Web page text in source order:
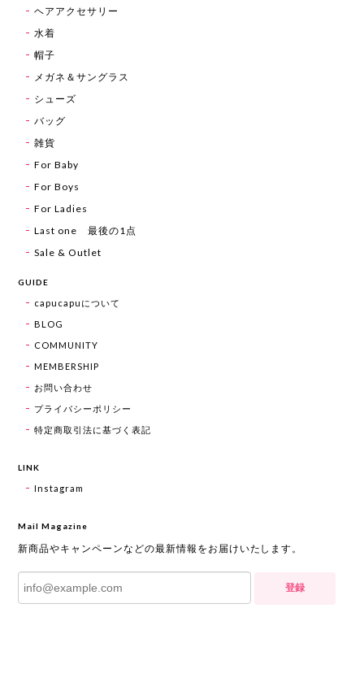
ヘアアクセサリー
水着
帽子
メガネ＆サングラス
シューズ
バッグ
雑貨
For Baby
For Boys
For Ladies
Last one 最後の1点
Sale & Outlet
GUIDE
capucapuについて
BLOG
COMMUNITY
MEMBERSHIP
お問い合わせ
プライバシーポリシー
特定商取引法に基づく表記
LINK
Instagram
Mail Magazine
新商品やキャンペーンなどの最新情報をお届けいたします。
登録